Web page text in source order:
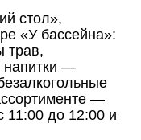
стол»,
«У бассейна»:
трав,
напитки —
—
11:00 до 12:00 и